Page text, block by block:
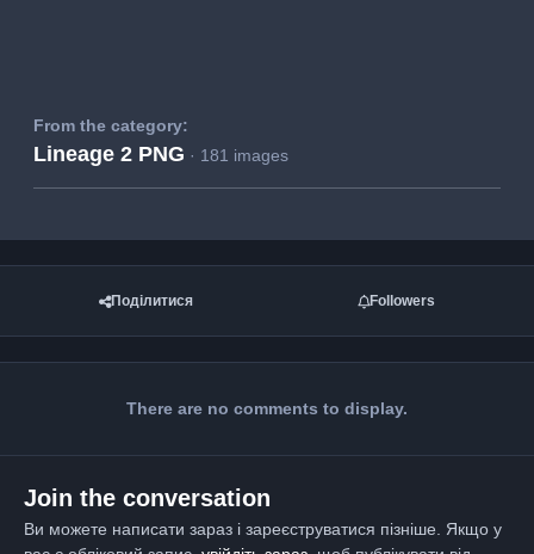
From the category:
Lineage 2 PNG · 181 images
Поділитися Followers
There are no comments to display.
Join the conversation
Ви можете написати зараз і зареєструватися пізніше. Якщо у